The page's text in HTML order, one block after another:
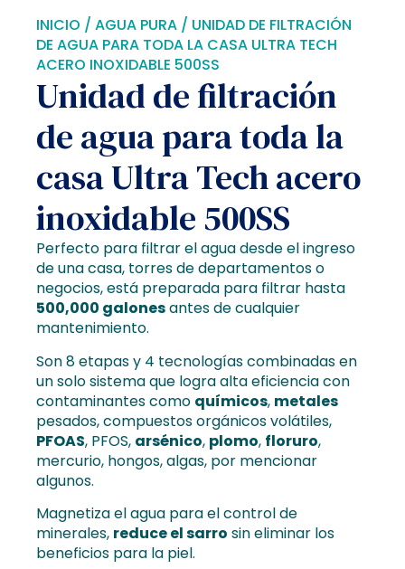
INICIO / AGUA PURA / UNIDAD DE FILTRACIÓN
DE AGUA PARA TODA LA CASA ULTRA TECH
ACERO INOXIDABLE 500SS
Unidad de filtración
de agua para toda la
casa Ultra Tech acero
inoxidable 500SS
Perfecto para filtrar el agua desde el ingreso
de una casa, torres de departamentos o
negocios, está preparada para filtrar hasta
500,000 galonesantes de cualquier
mantenimiento.
Son 8 etapas y 4 tecnologías combinadas en
un solo sistema que logra alta eficiencia con
contaminantes como químicos, metales
pesados, compuestos orgánicos volátiles,
PFOAS, PFOS, arsénico, plomo, floruro,
mercurio, hongos, algas, por mencionar
algunos.
Magnetiza el agua para el control de
minerales, reduce el sarro sin eliminar los
beneficios para la piel.